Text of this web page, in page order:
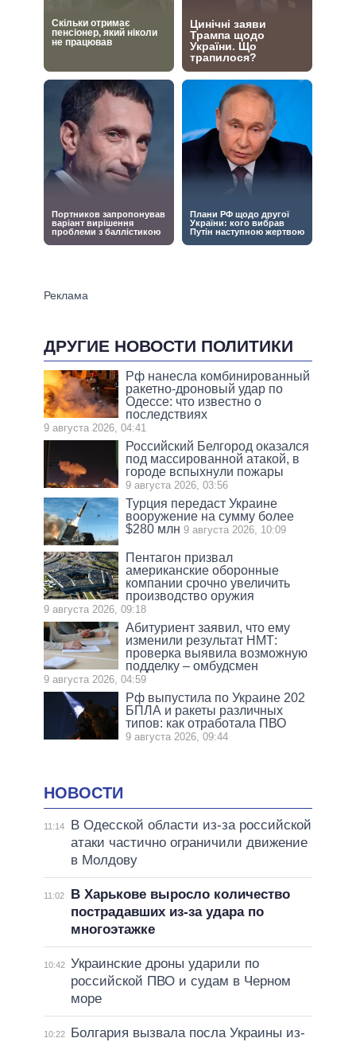
ДРУГИЕ НОВОСТИ ПОЛИТИКИ
Рф нанесла комбинированный
ракетно-дроновый удар по
Одессе: что известно о
последствиях
9 августа 2026, 04:41
Российский Белгород оказался
под массированной атакой, в
городе вспыхнули пожары
9 августа 2026, 03:56
Турция передаст Украине
вооружение на сумму более
$280 млн 9 августа 2026, 10:09
Пентагон призвал
американские оборонные
компании срочно увеличить
производство оружия
9 августа 2026, 09:18
Абитуриент заявил, что ему
изменили результат НМТ:
проверка выявила возможную
подделку – омбудсмен
9 августа 2026, 04:59
Рф выпустила по Украине 202
БПЛА и ракеты различных
типов: как отработала ПВО
9 августа 2026, 09:44
НОВОСТИ
11:14
В Одесской области из-за российской
атаки частично ограничили движение
в Молдову
11:02
В Харькове выросло количество
пострадавших из-за удара по
многоэтажке
10:42 Украинские дроны ударили по
российской ПВО и судам в Черном
море
10:22
Болгария вызвала посла Украины из-